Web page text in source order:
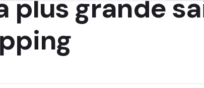
grande